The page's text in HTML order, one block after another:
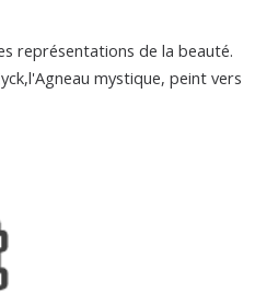
représentations de la beauté.
mystique, peint vers